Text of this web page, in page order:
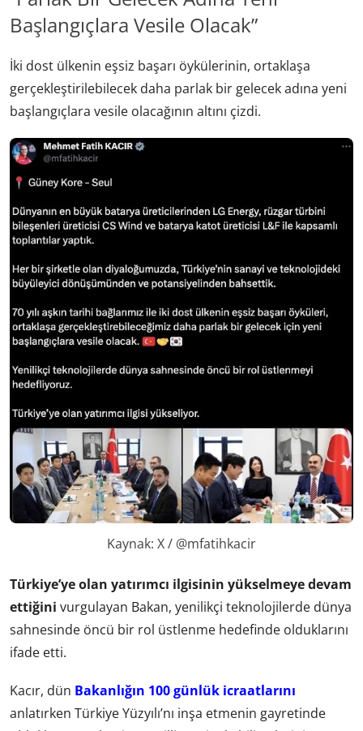
Başlangıçlara Vesile Olacak”
İki dost ülkenin eşsiz başarı öykülerinin, ortaklaşa
gerçekleştirilebilecek daha parlak bir gelecek adına yeni
başlangıçlara vesile olacağının altını çizdi.
Kaynak: X / @mfatihkacir
Türkiye’ye olan yatırımcı ilgisinin yükselmeye devam
ettiğini vurgulayan Bakan, yenilikçi teknolojilerde dünya
sahnesinde öncü bir rol üstlenme hedefinde olduklarını
ifade etti.
Kacır, dün Bakanlığın 100 günlük icraatlarını
anlatırken Türkiye Yüzyılı’nı inşa etmenin gayretinde